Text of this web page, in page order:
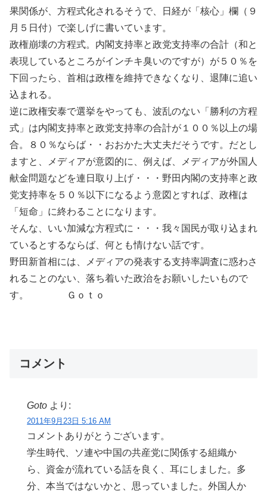
果関係が、方程式化されるそうで、日経が「核心」欄（９
月５日付）で楽しげに書いています。
政権崩壊の方程式。内閣支持率と政党支持率の合計（和と
表現しているところがインチキ臭いのですが）が５０％を
下回ったら、首相は政権を維持できなくなり、退陣に追い
込まれる。
逆に政権安泰で選挙をやっても、波乱のない「勝利の方程
式」は内閣支持率と政党支持率の合計が１００％以上の場
合。８０％ならば・・おおかた大丈夫だそうです。だとし
ますと、メディアが意図的に、例えば、メディアが外国人
献金問題などを連日取り上げ・・・野田内閣の支持率と政
党支持率を５０％以下になるよう意図とすれば、政権は
「短命」に終わることになります。
そんな、いい加減な方程式に・・・我々国民が取り込まれ
ているとするならば、何とも情けない話です。
野田新首相には、メディアの発表する支持率調査に惑わさ
れることのない、落ち着いた政治をお願いしたいもので
す。 Ｇｏｔｏ
コメント
Goto より:
2011年9月23日 5:16 AM
コメントありがとうございます。
学生時代、ソ連や中国の共産党に関係する組織か
ら、資金が流れている話を良く、耳にしました。多
分、本当ではないかと、思っていました。外国人か